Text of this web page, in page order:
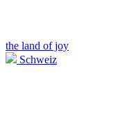
the land of joy
Schweiz